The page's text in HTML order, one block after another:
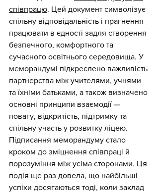
співпрацю. Цей документ символізує
спільну відповідальність і прагнення
працювати в єдності задля створення
безпечного, комфортного та
сучасного освітнього середовища. У
меморандумі підкреслено важливість
партнерства між учителями, учнями
та їхніми батьками, а також визначено
основні принципи взаємодії —
повагу, відкритість, підтримку та
спільну участь у розвитку ліцею.
Підписання меморандуму стало
кроком до зміцнення співпраці й
порозуміння між усіма сторонами. Ця
подія ще раз довела, що найбільші
успіхи досягаються тоді, коли заклад